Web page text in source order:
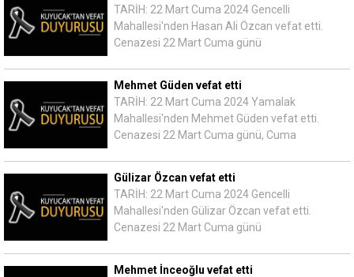
TARİH: 22 Mart Cuma 2024 Gencelli
Mahallesi'nden Hasan Ali Özcan vefat etti.
Cenazesi 22 Mart Cuma günü
Mehmet Güden vefat etti
TARİH: 22 Mart Cuma 2024 Yamalak
Mahallesi'nden Mehmet Güden vefat etti.
Cenazesi 22 Mart Cuma günü, Cuma
Gülizar Özcan vefat etti
TARİH: 22 Mart Cuma 2024 Gencelli
Mahallesi'nden Gülizar Özcan vefat etti.
Cenazesi 22 Mart Cuma günü
Mehmet İnceoğlu vefat etti